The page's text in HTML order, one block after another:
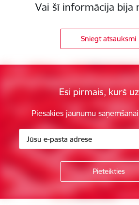
Vai šī informācija bija
Sniegt atsauksmi
Esi pirmais, kurš
Piesakies jaunumu